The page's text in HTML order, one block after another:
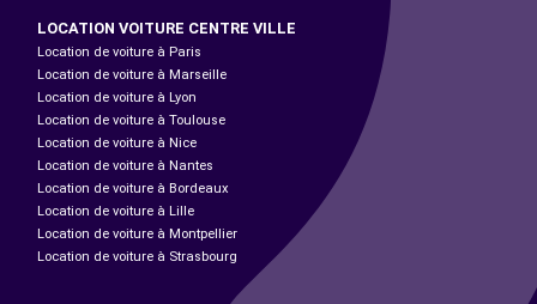
LOCATION VOITURE CENTRE VILLE
Location de voiture à Paris
Location de voiture à Marseille
Location de voiture à Lyon
Location de voiture à Toulouse
Location de voiture à Nice
Location de voiture à Nantes
Location de voiture à Bordeaux
Location de voiture à Lille
Location de voiture à Montpellier
Location de voiture à Strasbourg